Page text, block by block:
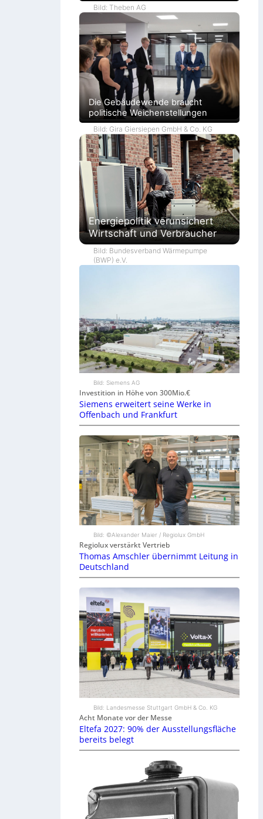
Bild: Theben AG
Die Gebäudewende braucht
politische Weichenstellungen
Bild: Gira Giersiepen GmbH & Co. KG
Energiepolitik verunsichert
Wirtschaft und Verbraucher
Bild: Bundesverband Wärmepumpe
(BWP) e.V.
Bild: Siemens AG
Investition in Höhe von 300Mio.€
Siemens erweitert seine Werke in
Offenbach und Frankfurt
Bild: ©Alexander Maier / Regiolux GmbH
Regiolux verstärkt Vertrieb
Thomas Amschler übernimmt Leitung in
Deutschland
Bild: Landesmesse Stuttgart GmbH & Co. KG
Acht Monate vor der Messe
Eltefa 2027: 90% der Ausstellungsfläche
bereits belegt